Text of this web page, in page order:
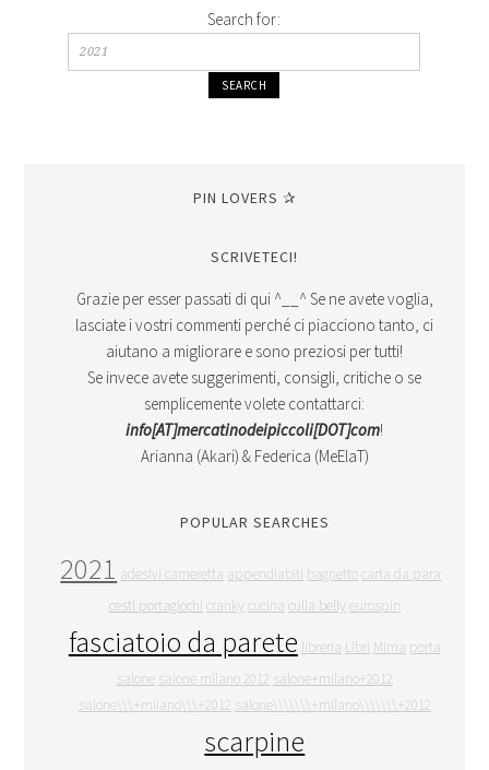
Search for:
PIN LOVERS ✰
SCRIVETECI!
Grazie per esser passati di qui ^__^ Se ne avete voglia,
lasciate i vostri commenti perché ci piacciono tanto, ci
aiutano a migliorare e sono preziosi per tutti!
Se invece avete suggerimenti, consigli, critiche o se
semplicemente volete contattarci:
info[AT]mercatinodeipiccoli[DOT]com!
Arianna (Akari) & Federica (MeElaT)
POPULAR SEARCHES
2021 adesivi cameretta appendiabiti bagnettocarta da parati
cesti portagiochi cranky cucina culla belly eurospin
fasciatoio da parete libreria Libri Mima porta
salone salone milano 2012 salone+milano+2012
salone\\\+milano\\\+2012 salone\\\\\\\+milano\\\\\\\+2012
scarpine